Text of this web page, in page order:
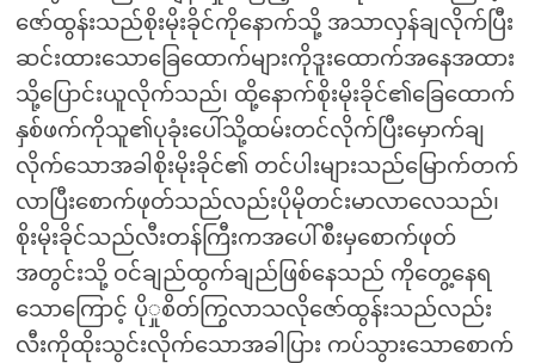
ဇော်ထွန်းသည်စိုးမိုးခိုင်ကိုနောက်သို့ အသာလှန်ချလိုက်ပြီး
ဆင်းထားသောခြေထောက်များကိုဒူးထောက်အနေအထား
သို့ပြောင်းယူလိုက်သည်၊ ထို့နောက်စိုးမိုးခိုင်၏ခြေထောက်
နှစ်ဖက်ကိုသူ၏ပုခုံးပေါ်သို့ထမ်းတင်လိုက်ပြီးမှောက်ချ
လိုက်သောအခါစိုးမိုးခိုင်၏ တင်ပါးများသည်မြောက်တက်
လာပြီးစောက်ဖုတ်သည်လည်းပိုမိုတင်းမာလာလေသည်၊
စိုးမိုးခိုင်သည်လီးတန်ကြီးကအပေါ်စီးမှစောက်ဖုတ်
အတွင်းသို့ ဝင်ချည်ထွက်ချည်ဖြစ်နေသည် ကိုတွေ့နေရ
သောကြောင့် ပိုှုစိတ်ကြွလာသလိုဇော်ထွန်းသည်လည်း
လီးကိုထိုးသွင်းလိုက်သောအခါပြား ကပ်သွားသောစောက်